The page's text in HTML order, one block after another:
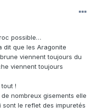
possible…
dit que les Aragonite
viennent toujours du
viennent toujours
!
nombreux gisements elle
le reflet des impuretés